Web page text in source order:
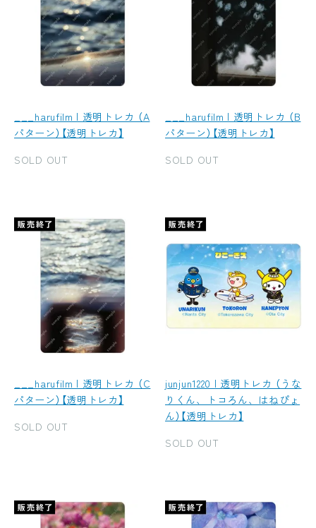
___harufilm | 透明トレカ （A
パターン）【透明トレカ】
SOLD OUT
___harufilm | 透明トレカ （B
パターン）【透明トレカ】
SOLD OUT
___harufilm | 透明トレカ （C
パターン）【透明トレカ】
SOLD OUT
junjun1220 | 透明トレカ （うな
りくん、トコろん、はねぴょ
ん）【透明トレカ】
SOLD OUT